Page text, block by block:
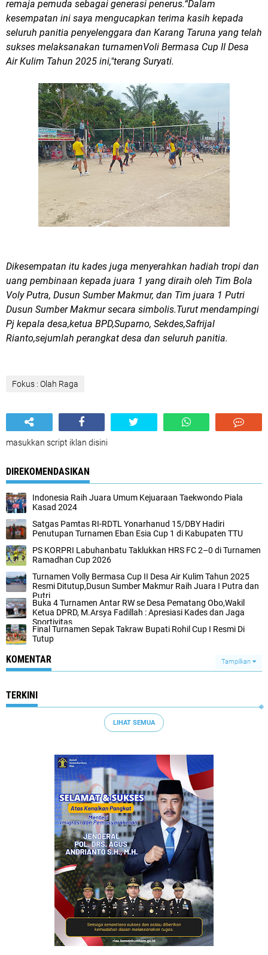
remaja pemuda sebagai generasi penerus.“Dalam
kesempatan ini saya mengucapkan terima kasih kepada
seluruh panitia penyelenggara dan Karang Taruna yang telah
sukses melaksanakan turnamenVoli Bermasa Cup II Desa
Air Kulim Tahun 2025 ini,"terang Suryati.
Dikesempatan itu kades juga menyerahkan hadiah tropi dan
uang pembinaan kepada juara 1 yang diraih oleh Tim Bola
Voly Putra, Dusun Sumber Makmur, dan Tim juara 1 Putri
Dusun Sumber Makmur secara simbolis.Turut mendampingi
Pj kepala desa,ketua BPD,Suparno, Sekdes,Safrijal
Rianto,sejumlah perangkat desa dan seluruh panitia.
Fokus : Olah Raga
masukkan script iklan disini
DIREKOMENDASIKAN
Indonesia Raih Juara Umum Kejuaraan Taekwondo Piala
Kasad 2024
Satgas Pamtas RI-RDTL Yonarhanud 15/DBY Hadiri
Penutupan Turnamen Eban Esia Cup 1 di Kabupaten TTU
PS KORPRI Labuhanbatu Taklukkan HRS FC 2–0 di Turnamen
Ramadhan Cup 2026
Turnamen Volly Bermasa Cup II Desa Air Kulim Tahun 2025
Resmi Ditutup,Dusun Sumber Makmur Raih Juara I Putra dan
Putri
Buka 4 Turnamen Antar RW se Desa Pematang Obo,Wakil
Ketua DPRD, M.Arsya Fadillah : Apresiasi Kades dan Jaga
Sportivitas
Final Turnamen Sepak Takraw Bupati Rohil Cup I Resmi Di
Tutup
KOMENTAR Tampilkan
TERKINI
LIHAT SEMUA